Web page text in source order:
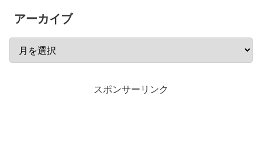
アーカイブ
スポンサーリンク